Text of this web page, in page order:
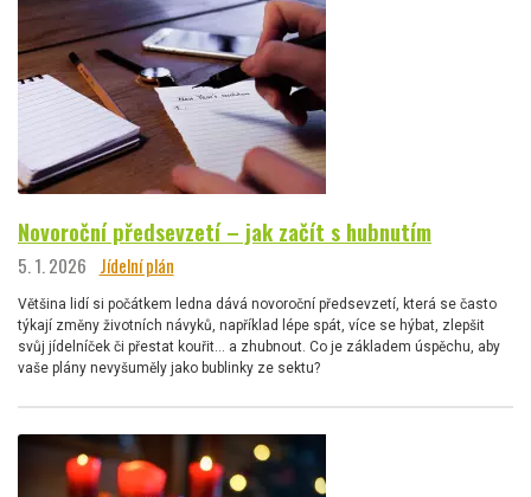
Novoroční předsevzetí – jak začít s hubnutím
5. 1. 2026 Jídelní plán
Většina lidí si počátkem ledna dává novoroční předsevzetí, která se často
týkají změny životních návyků, například lépe spát, více se hýbat, zlepšit
svůj jídelníček či přestat kouřit… a zhubnout. Co je základem úspěchu, aby
vaše plány nevyšuměly jako bublinky ze sektu?